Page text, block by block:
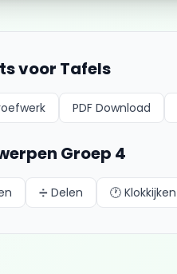
voor Tafels
PDF Download
Groep 4
➗ Delen 🕐 Klokkijken